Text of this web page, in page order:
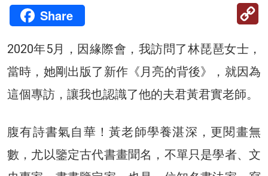
Share
2020年5月，因緣際會，我訪問了林琵琶女士，
當時，她剛出版了新作《月亮的背後》，就因為
這個專訪，讓我也認識了他的夫君黃君實老師。
腹有詩書氣自華！黃老師學養湛深，更閱畫無
數，尤以鑒定古代書畫聞名，不單只是學者、文